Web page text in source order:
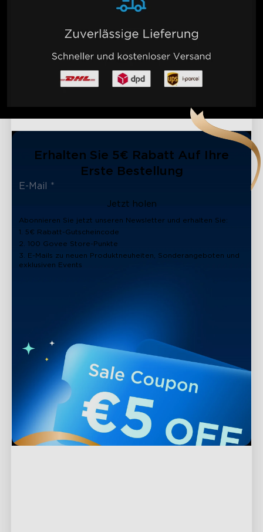
Erhalten Sie 5€ Rabatt Auf Ihre
Erste Bestellung
Jetzt holen
Abonnieren Sie jetzt unseren Newsletter und erhalten Sie:
1. 5€ Rabatt-Gutscheincode
2. 100 Govee Store-Punkte
3. E-Mails zu neuen Produktneuheiten, Sonderangeboten und
exklusiven Events